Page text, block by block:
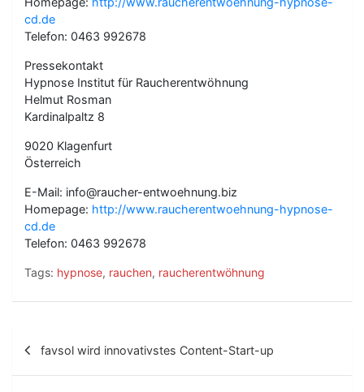
cd.de
Telefon: 0463 992678
Pressekontakt
Hypnose Institut für Raucherentwöhnung
Helmut Rosman
Kardinalpaltz 8
9020 Klagenfurt
Österreich
E-Mail: info@raucher-entwoehnung.biz
Homepage: http://www.raucherentwoehnung-hypnose-
cd.de
Telefon: 0463 992678
Tags: hypnose, rauchen, raucherentwöhnung
favsol wird innovativstes Content-Start-up